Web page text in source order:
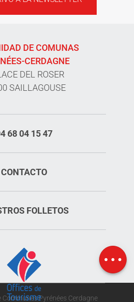
Mapa
DE COMUNAS
CERDAGNE
DEL ROSER
SAILLAGOUSE
68 04 15 47
CONTACTO
FOLLETOS
Pyrénées Cerdagne